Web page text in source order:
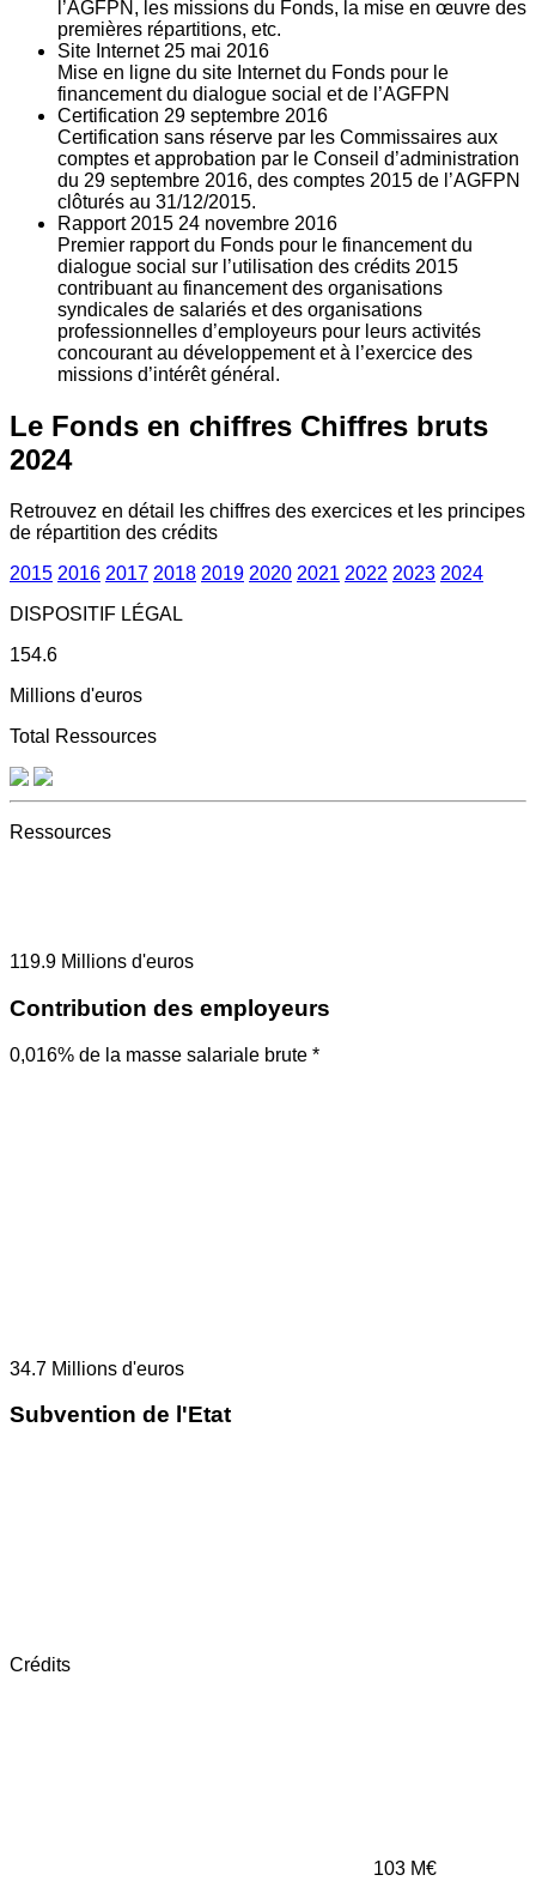
l’AGFPN, les missions du Fonds, la mise en œuvre des
premières répartitions, etc.
Site Internet 25 mai 2016
Mise en ligne du site Internet du Fonds pour le
financement du dialogue social et de l’AGFPN
Certification 29 septembre 2016
Certification sans réserve par les Commissaires aux
comptes et approbation par le Conseil d’administration
du 29 septembre 2016, des comptes 2015 de l’AGFPN
clôturés au 31/12/2015.
Rapport 2015 24 novembre 2016
Premier rapport du Fonds pour le financement du
dialogue social sur l’utilisation des crédits 2015
contribuant au financement des organisations
syndicales de salariés et des organisations
professionnelles d’employeurs pour leurs activités
concourant au développement et à l’exercice des
missions d’intérêt général.
Le Fonds en chiffres Chiffres bruts
2024
Retrouvez en détail les chiffres des exercices et les principes
de répartition des crédits
2015 2016 2017 2018 2019 2020 2021 2022 2023 2024
DISPOSITIF LÉGAL
154.6
Millions d'euros
Total Ressources
Ressources
119.9 Millions d'euros
Contribution des employeurs
0,016% de la masse salariale brute *
34.7 Millions d'euros
Subvention de l'Etat
Crédits
103 M€